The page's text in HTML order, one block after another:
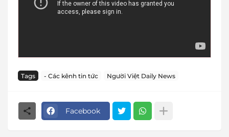
Tags - Các kênh tin tức Người Việt Daily News
Facebook